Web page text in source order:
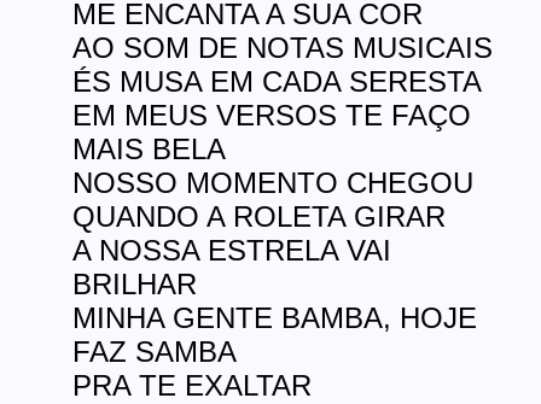
ME ENCANTA A SUA COR
AO SOM DE NOTAS MUSICAIS
ÉS MUSA EM CADA SERESTA
EM MEUS VERSOS TE FAÇO
MAIS BELA
NOSSO MOMENTO CHEGOU
QUANDO A ROLETA GIRAR
A NOSSA ESTRELA VAI
BRILHAR
MINHA GENTE BAMBA, HOJE
FAZ SAMBA
PRA TE EXALTAR